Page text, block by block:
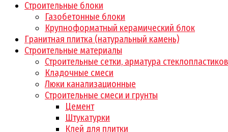
Строительные блоки
Газобетонные блоки
Крупноформатный керамический блок
Гранитная плитка (натуральный камень)
Строительные материалы
Строительные сетки, арматура
Кладочные смеси
Люки канализационные
Строительные смеси и грунты
Цемент
Штукатурки
Клей для плитки